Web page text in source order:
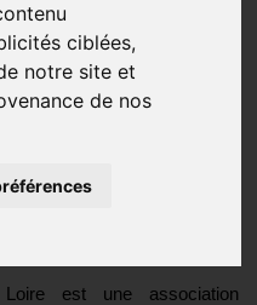
ciblées,
notre site et
de nos
outils
lycées
est une association